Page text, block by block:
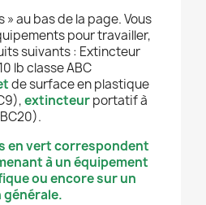
» au bas de la page. Vous
pour travailler,
suivants : Extincteur
lb classe ABC
de surface en plastique
extincteurportatif à
en vert correspondent
à un équipement
ou encore sur un
générale.